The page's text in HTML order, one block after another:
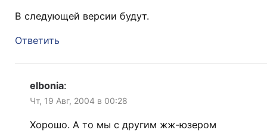
В следующей версии будут.
Ответить
elbonia:
Чт, 19 Авг, 2004 в 00:28
Хорошо. А то мы с другим жж-юзером